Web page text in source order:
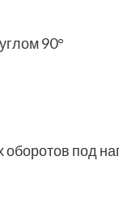
90°
под